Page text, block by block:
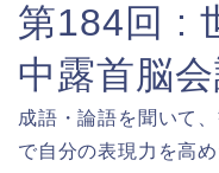
第184回 :
中露首脳
成語・論語を聞いて
で自分の表現力を高